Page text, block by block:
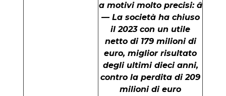
a motivi molto precisi: â
— La società ha chiuso
il 2023 con un utile
netto di 179 milioni di
euro, miglior risultato
degli ultimi dieci anni,
contro la perdita di 209
milioni di euro